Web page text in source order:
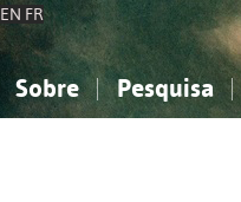
EN FR
Sobre Pesquisa